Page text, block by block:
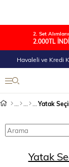
2. Set
2.000TL
Havaleli ve Kredi
Yatak